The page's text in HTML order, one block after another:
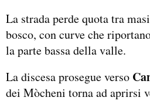
La strada perde quota tra
bosco, con curve che
la parte bassa della valle.
La discesa prosegue verso
dei Mòcheni torna ad aprirsi